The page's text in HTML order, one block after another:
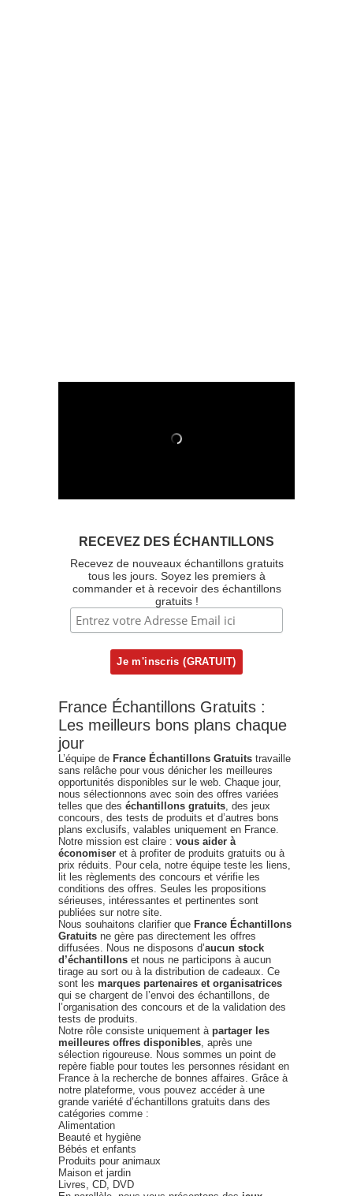
RECEVEZ DES ÉCHANTILLONS
Recevez de nouveaux échantillons gratuits
tous les jours. Soyez les premiers à
commander et à recevoir des échantillons
gratuits !
France Échantillons Gratuits :
Les meilleurs bons plans chaque
jour
L’équipe de France Échantillons Gratuits travaille
sans relâche pour vous dénicher les meilleures
opportunités disponibles sur le web. Chaque jour,
nous sélectionnons avec soin des offres variées
telles que des échantillons gratuits , des jeux
concours, des tests de produits et d’autres bons
plans exclusifs, valables uniquement en France.
Notre mission est claire : vous aider à
économiser et à profiter de produits gratuits ou à
prix réduits. Pour cela, notre équipe teste les liens,
lit les règlements des concours et vérifie les
conditions des offres. Seules les propositions
sérieuses, intéressantes et pertinentes sont
publiées sur notre site.
Nous souhaitons clarifier que France Échantillons
Gratuits ne gère pas directement les offres
diffusées. Nous ne disposons d’aucun stock
d’échantillons et nous ne participons à aucun
tirage au sort ou à la distribution de cadeaux. Ce
sont les marques partenaires et organisatrices
qui se chargent de l’envoi des échantillons, de
l’organisation des concours et de la validation des
tests de produits.
Notre rôle consiste uniquement à partager les
meilleures offres disponibles , après une
sélection rigoureuse. Nous sommes un point de
repère fiable pour toutes les personnes résidant en
France à la recherche de bonnes affaires. Grâce à
notre plateforme, vous pouvez accéder à une
grande variété d’échantillons gratuits dans des
catégories comme :
Alimentation
Beauté et hygiène
Bébés et enfants
Produits pour animaux
Maison et jardin
Livres, CD, DVD